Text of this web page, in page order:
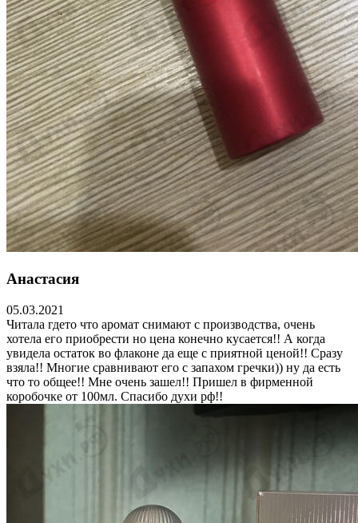
Анастасия
05.03.2021
Читала гдето что аромат снимают с производства, очень
хотела его приобрести но цена конечно кусается!! А когда
увидела остаток во флаконе да еще с приятной ценой!! Сразу
взяла!! Многие сравнивают его с запахом гречки)) ну да есть
что то общее!! Мне очень зашел!! Пришел в фирменной
коробочке от 100мл. Спасибо духи рф!!